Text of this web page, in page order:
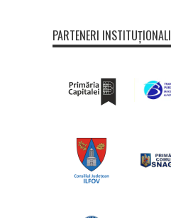
PARTENERI INSTITUȚIONALI